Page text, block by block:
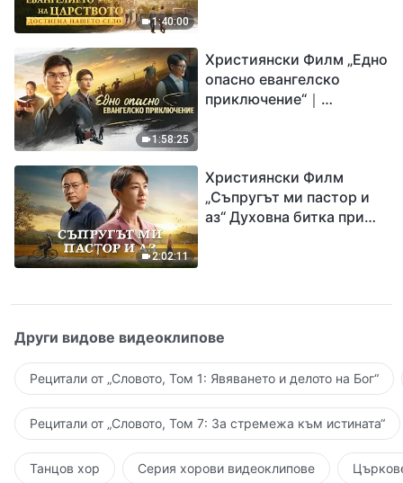
1:40:00
1:58:25
Християнски Филм „Едно
опасно евангелско
приключение“｜
Исус
2:02:11
Християнски Филм
„Съпругът ми пастор и
аз“ Духовна битка при
Други видове видеоклипове
Рецитали от „Словото, Том 1: Явяването и делото на Бог“
Рецитали от „Словото, Том 7: За стремежа към истината“
Танцов хор Серия хорови видеоклипове